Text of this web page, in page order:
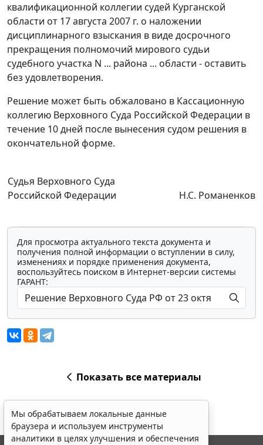
квалификационной коллегии судей Курганской
области от 17 августа 2007 г. о наложении
дисциплинарного взыскания в виде досрочного
прекращения полномочий мирового судьи
судебного участка N ... района ... области - оставить
без удовлетворения.
Решение может быть обжаловано в Кассационную
коллегию Верховного Суда Российской Федерации в
течение 10 дней после вынесения судом решения в
окончательной форме.
Судья Верховного Суда
Российской Федерации
Н.С. Романенков
Для просмотра актуального текста документа и
получения полной информации о вступлении в силу,
изменениях и порядке применения документа,
воспользуйтесь поиском в Интернет-версии системы
ГАРАНТ:
Показать все материалы
Мы обрабатываем локальные данные
браузера и используем инструменты
аналитики в целях улучшения и обеспечения